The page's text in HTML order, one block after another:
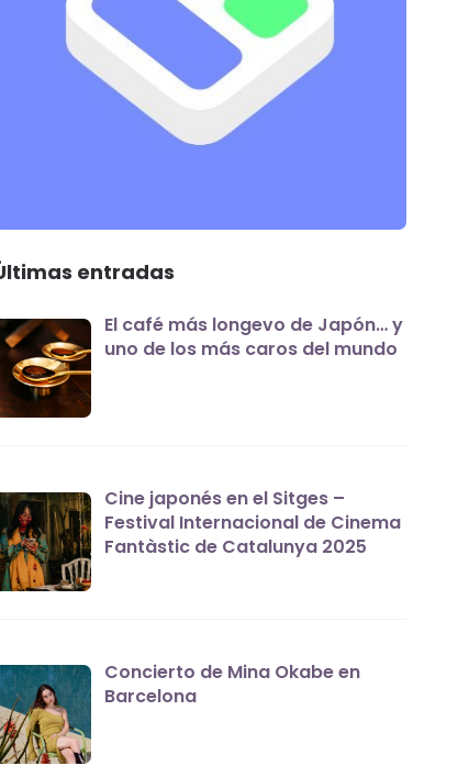
entradas
El café más longevo de Japón… y
uno de los más caros del mundo
Cine japonés en el Sitges –
Festival Internacional de Cinema
Fantàstic de Catalunya 2025
Concierto de Mina Okabe en
Barcelona